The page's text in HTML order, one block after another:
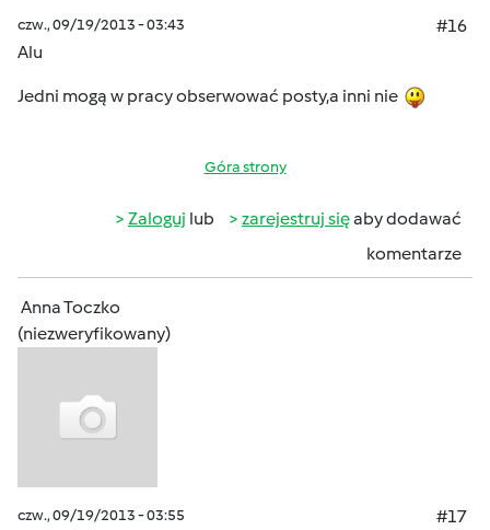
czw., 09/19/2013 - 03:43
#16
Alu
Jedni mogą w pracy obserwować posty,a inni nie
Góra strony
Zaloguj lub zarejestruj sięaby dodawać
komentarze
Anna Toczko
(niezweryfikowany)
czw., 09/19/2013 - 03:55
#17